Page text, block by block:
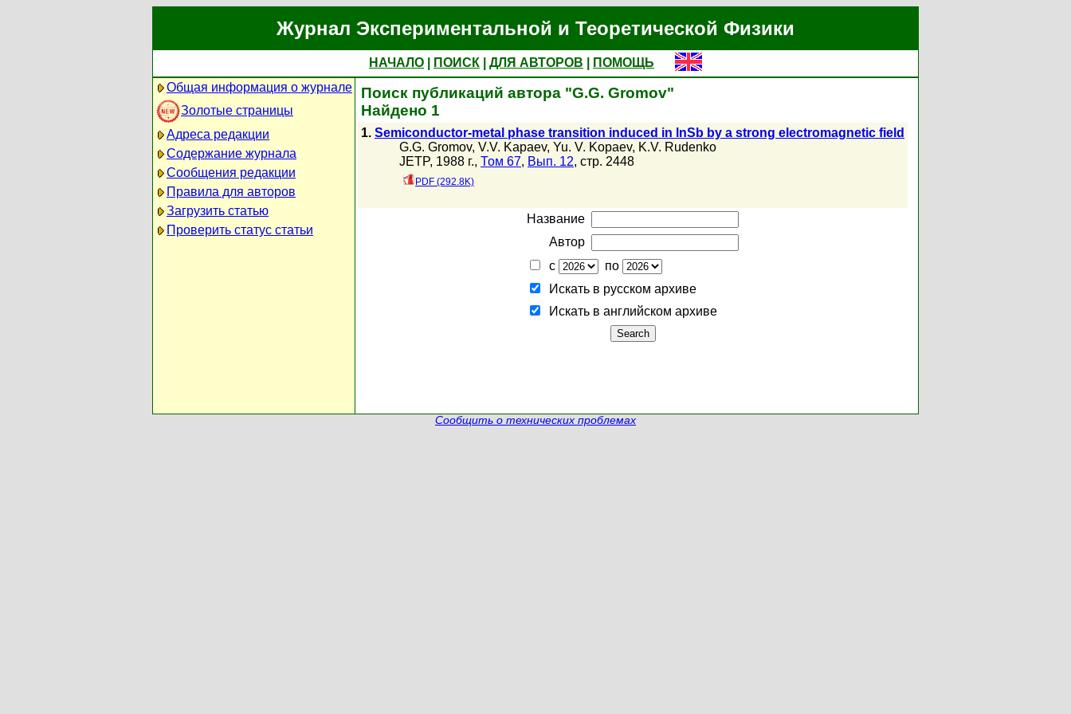
Журнал Экспериментальной и Теоретической Физики
НАЧАЛО ПОИСК ДЛЯ АВТОРОВ
ПОМОЩЬ
Общая информация о журнале
Золотые страницы
Адреса редакции
Содержание журнала
Сообщения редакции
Правила для авторов
Загрузить статью
Проверить статус статьи
Поиск публикаций автора "G.G. Gromov"
Найдено 1
1. Semiconductor-metal phase transition induced in lnSb by a strong electromagnetic field
G.G. Gromov, V.V. Kapaev, Yu. V. Kopaev, K.V. Rudenko
JETP, 1988 г., Том 67, Вып. 12, стр. 2448
PDF (292.8K)
Название
Автор
с
по
Искать в русском архиве
Искать в английском архиве
Сообщить о технических проблемах